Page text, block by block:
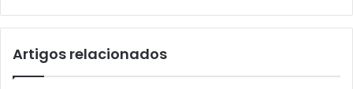
Artigos relacionados